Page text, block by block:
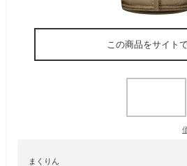
この商品をサイト
まくりん